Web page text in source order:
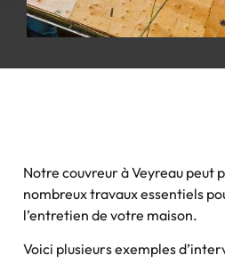
Notre couvreur à Veyreau peut
nombreux travaux essentiels
l’entretien de votre maison.
Voici plusieurs exemples